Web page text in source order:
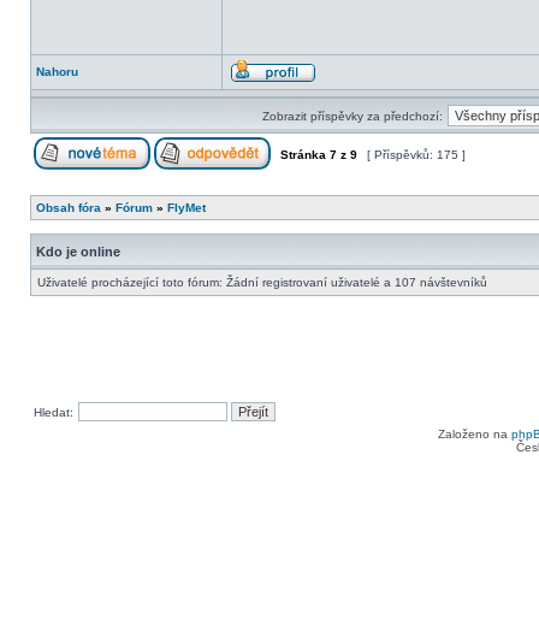
Nahoru
Zobrazit příspěvky za předchozí:
Stránka 7 z 9 [ Příspěvků: 175 ]
Obsah fóra » Fórum » FlyMet
Kdo je online
Uživatelé procházející toto fórum: Žádní registrovaní uživatelé a 107 návštevníků
Hledat:
Založeno na